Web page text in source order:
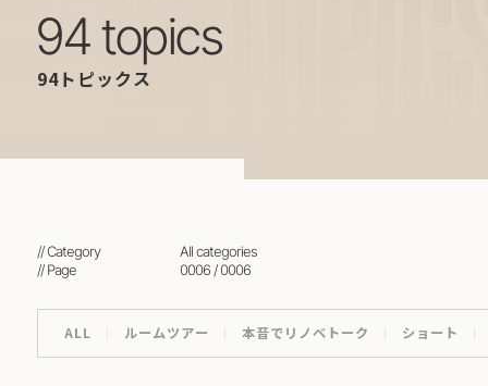
94 topics
94トピックス
// Category
all categories
// Page
0006 / 0006
ALL ルームツアー 本音でリノベトーク ショート